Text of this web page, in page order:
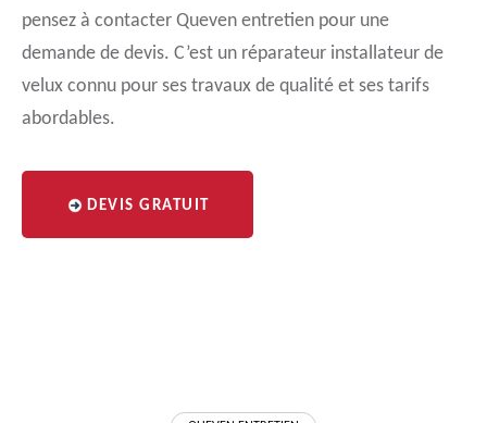
pensez à contacter Queven entretien pour une
demande de devis. C’est un réparateur installateur de
velux connu pour ses travaux de qualité et ses tarifs
abordables.
DEVIS GRATUIT